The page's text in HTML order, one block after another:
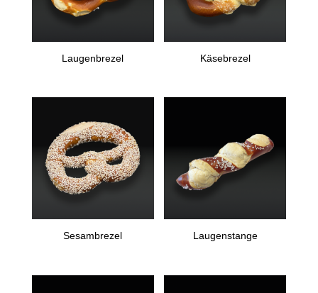
Laugenbrezel Käsebrezel
Sesambrezel Laugenstange